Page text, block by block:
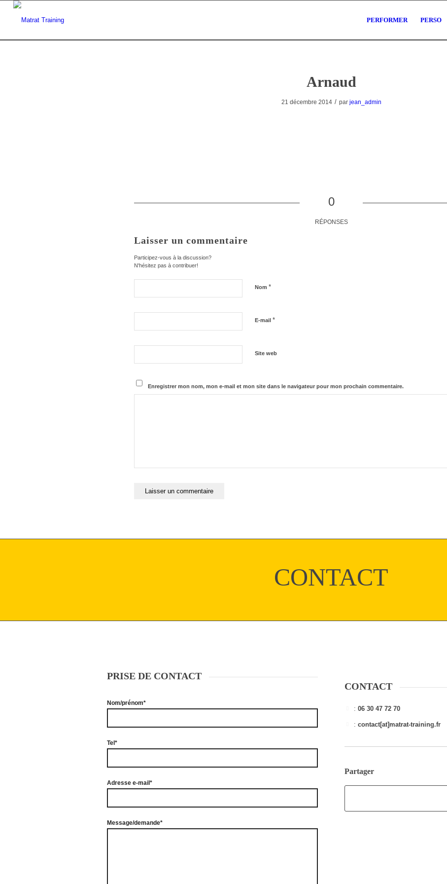
PERFORMER PERSO
Arnaud
21 décembre 2014 / par jean_admin
0
RÉPONSES
Laisser un commentaire
Participez-vous à la discussion?
N'hésitez pas à contribuer!
Nom *
E-mail *
Site web
Enregistrer mon nom, mon e-mail et mon site dans le navigateur pour mon prochain commentaire.
CONTACT
PRISE DE CONTACT
Nom/prénom*
Tel*
Adresse e-mail*
Message/demande*
CONTACT
: 06 30 47 72 70
: contact[at]matrat-training.fr
Partager